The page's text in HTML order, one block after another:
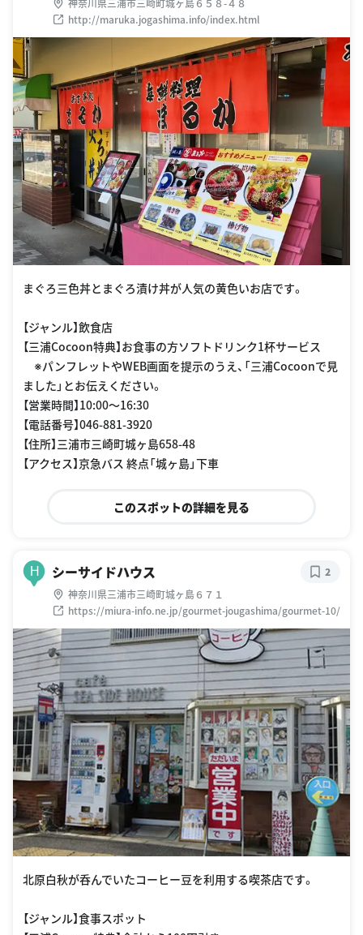
神奈川県三浦市三崎町城ヶ島６５８-４８
http://maruka.jogashima.info/index.html
まぐろ三色丼とまぐろ漬け丼が人気の黄色いお店です。
【ジャンル】飲食店
【三浦Cocoon特典】お食事の方ソフトドリンク1杯サービス
※パンフレットやWEB画面を提示のうえ、「三浦Cocoonで見
ました」とお伝えください。
【営業時間】10:00〜16:30
【電話番号】046-881-3920
【住所】三浦市三崎町城ヶ島658-48
【アクセス】京急バス 終点「城ヶ島」下車
このスポットの詳細を見る
H シーサイドハウス
神奈川県三浦市三崎町城ヶ島６７１
https://miura-info.ne.jp/gourmet-jougashima/gourmet-10/
2
北原白秋が呑んでいたコーヒー豆を利用する喫茶店です。
【ジャンル】食事スポット